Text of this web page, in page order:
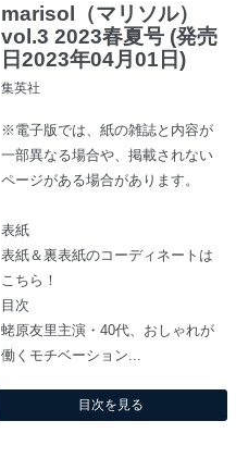
marisol（マリソル）
vol.3 2023春夏号 (発売
日2023年04月01日)
集英社
※電子版では、紙の雑誌と内容が
一部異なる場合や、掲載されない
ページがある場合があります。
表紙
表紙＆裏表紙のコーディネートは
こちら！
目次
蛯原友里主演・40代、おしゃれが
働くモチベーション...
目次を見る